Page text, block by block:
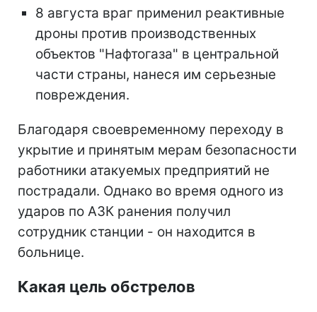
8 августа враг применил реактивные
дроны против производственных
объектов "Нафтогаза" в центральной
части страны, нанеся им серьезные
повреждения.
Благодаря своевременному переходу в
укрытие и принятым мерам безопасности
работники атакуемых предприятий не
пострадали. Однако во время одного из
ударов по АЗК ранения получил
сотрудник станции - он находится в
больнице.
Какая цель обстрелов